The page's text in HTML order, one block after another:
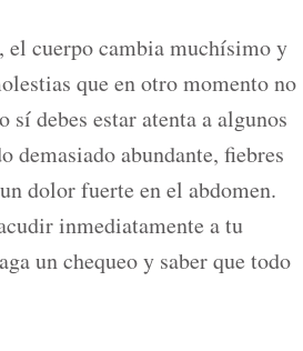
el cuerpo cambia muchísimo y
que en otro momento no
sí debes estar atenta a algunos
demasiado abundante, fiebres
dolor fuerte en el abdomen.
inmediatamente a tu
un chequeo y saber que todo